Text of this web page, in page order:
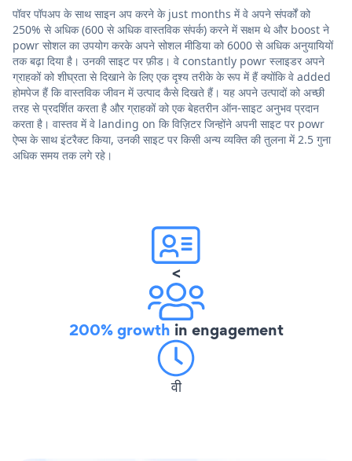
पॉवर पॉपअप के साथ साइन अप करने के just months में वे अपने संपर्कों को
250% से अधिक (600 से अधिक वास्तविक संपर्क) करने में सक्षम थे और boost ने
powr सोशल का उपयोग करके अपने सोशल मीडिया को 6000 से अधिक अनुयायियों
तक बढ़ा दिया है। उनकी साइट पर फ़ीड। वे constantly powr स्लाइडर अपने
ग्राहकों को शीघ्रता से दिखाने के लिए एक दृश्य तरीके के रूप में हैं क्योंकि वे added
होमपेज हैं कि वास्तविक जीवन में उत्पाद कैसे दिखते हैं। यह अपने उत्पादों को अच्छी
तरह से प्रदर्शित करता है और ग्राहकों को एक बेहतरीन ऑन-साइट अनुभव प्रदान
करता है। वास्तव में वे landing on कि विज़िटर जिन्होंने अपनी साइट पर powr
ऐप्स के साथ इंटरैक्ट किया, उनकी साइट पर किसी अन्य व्यक्ति की तुलना में 2.5 गुना
अधिक समय तक लगे रहे।
<
200% growth in engagement
वी